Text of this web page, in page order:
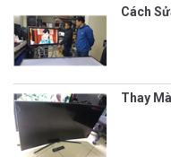
Cách
Thay